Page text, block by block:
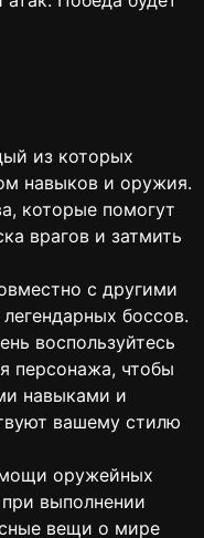
из которых
навыков и оружия.
которые помогут
врагов и затмить
с другими
боссов.
воспользуйтесь
персонажа, чтобы
навыками и
вашему стилю
оружейных
выполнении
вещи о мире